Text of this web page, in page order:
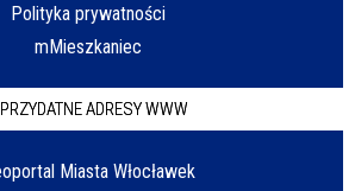
Polityka prywatności
mMieszkaniec
PRZYDATNE ADRESY WWW
Miasta Włocławek